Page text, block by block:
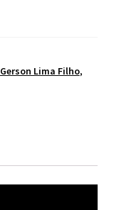
Gerson Lima Filho,